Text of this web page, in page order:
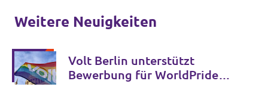
Weitere Neuigkeiten
Volt Berlin unterstützt
Bewerbung für WorldPride